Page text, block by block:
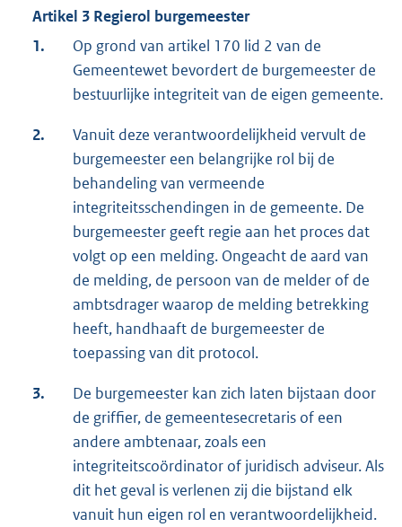
Artikel 3 Regierol burgemeester
1.
Op grond van artikel 170 lid 2 van de
Gemeentewet bevordert de burgemeester de
bestuurlijke integriteit van de eigen gemeente.
2.
Vanuit deze verantwoordelijkheid vervult de
burgemeester een belangrijke rol bij de
behandeling van vermeende
integriteitsschendingen in de gemeente. De
burgemeester geeft regie aan het proces dat
volgt op een melding. Ongeacht de aard van
de melding, de persoon van de melder of de
ambtsdrager waarop de melding betrekking
heeft, handhaaft de burgemeester de
toepassing van dit protocol.
3.
De burgemeester kan zich laten bijstaan door
de griffier, de gemeentesecretaris of een
andere ambtenaar, zoals een
integriteitscoördinator of juridisch adviseur. Als
dit het geval is verlenen zij die bijstand elk
vanuit hun eigen rol en verantwoordelijkheid.